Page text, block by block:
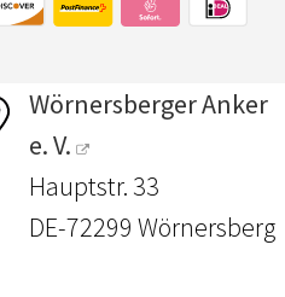
Wörnersberger Anker
e. V.
Hauptstr. 33
DE-72299 Wörnersberg